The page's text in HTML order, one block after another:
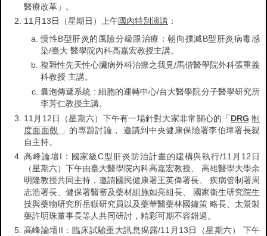
醫療改革」。
11月13日（星期日）上午國內特別演講 ：
慢性B型肝炎的風險分級跟治療：朝向撲滅B型肝炎病毒感
染/臺大 醫學院內科高嘉宏教授主講。
複雜性先天性心臟病外科治療之我見/馬偕醫學院外科張重義
科教授 主講。
囊泡傳遞系統 : 細胞的運轉中心/台大醫學院分子醫學研究所
李芳仁教授主講。
11月12日（星期六）下午有一場針對大家非常關心的「DRG 制
度面面觀
」的專題討論， 邀請到中央健康保險署李伯璋署長親
自主持。
高峰論壇I：國家級C型肝炎防治計畫的建構與執行/11月12日
（星期六）下午由臺大醫學院內科高嘉宏教授、 高雄醫學大學余
明隆教授共同主持，邀請國民健康署王英偉署長、 疾病管制署周
志浩署長、健保署醫審及藥材組施如亮組長、 國家衛生研究院生
技與藥物研究所岳嶽研究員以及藥華醫藥林國鐘策 略長、太景製
藥許明珠董事長等人共同研討，精彩可期不容錯過。
高峰論壇II：臨床試驗重大訊息揭露/11月13日（星期六） 下午